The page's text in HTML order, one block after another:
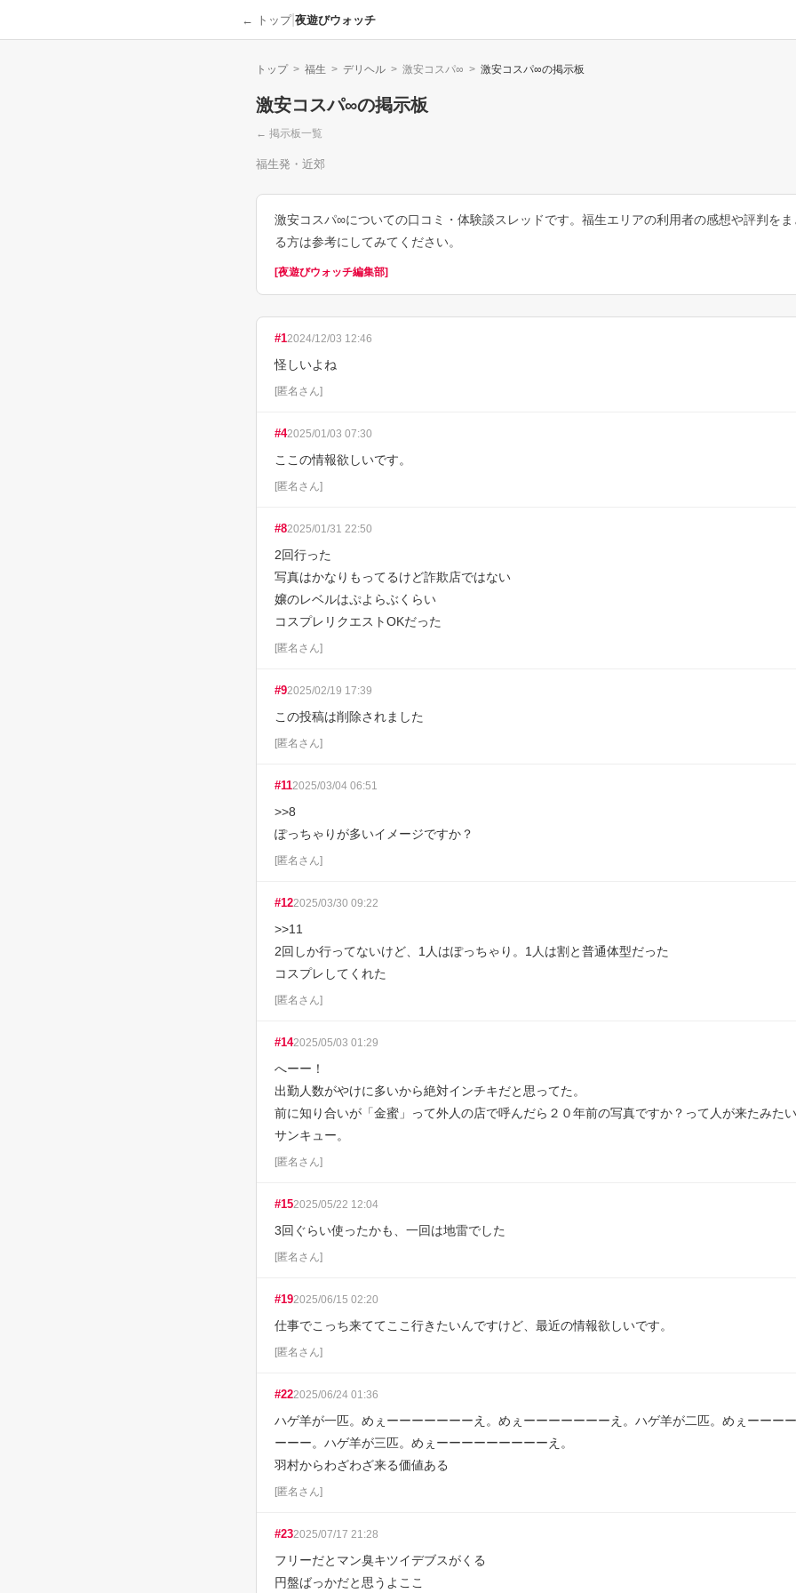
← トップ| 夜遊びウォッチ
トップ > 福生 > デリヘル > 激安コスパ∞ > 激安コスパ∞の掲示板
激安コスパ∞の掲示板
← 掲示板一覧
福生発・近郊
激安コスパ∞についての口コミ・体験談スレッドです。福生エリアの利用者の感想や評判を
る方は参考にしてみてください。
[夜遊びウォッチ編集部]
#12024/12/03 12:46
怪しいよね
[匿名さん]
#42025/01/03 07:30
ここの情報欲しいです。
[匿名さん]
#82025/01/31 22:50
2回行った
写真はかなりもってるけど詐欺店ではない
嬢のレベルはぷよらぶくらい
コスプレリクエストOKだった
[匿名さん]
#92025/02/19 17:39
この投稿は削除されました
[匿名さん]
#112025/03/04 06:51
>>8
ぽっちゃりが多いイメージですか？
[匿名さん]
#122025/03/30 09:22
>>11
2回しか行ってないけど、1人はぽっちゃり。1人は割と普通体型だった
コスプレしてくれた
[匿名さん]
#142025/05/03 01:29
へーー！
出勤人数がやけに多いから絶対インチキだと思ってた。
前に知り合いが「金蜜」って外人の店で呼んだら２０年前の写真ですか？って人が来たみたい
サンキュー。
[匿名さん]
#152025/05/22 12:04
3回ぐらい使ったかも、一回は地雷でした
[匿名さん]
#192025/06/15 02:20
仕事でこっち来ててここ行きたいんですけど、最近の情報欲しいです。
[匿名さん]
#222025/06/24 01:36
ハゲ羊が一匹。めぇーーーーーーーえ。めぇーーーーーーーえ。ハゲ羊が二匹。めぇーーー
ーーー。ハゲ羊が三匹。めぇーーーーーーーーーえ。
羽村からわざわざ来る価値ある
[匿名さん]
#232025/07/17 21:28
フリーだとマン臭キツイデブスがくる
円盤ばっかだと思うよここ